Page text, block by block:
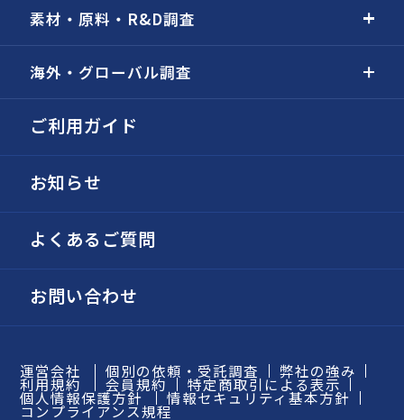
素材・原料・R&D調査
海外・グローバル調査
ご利用ガイド
お知らせ
よくあるご質問
お問い合わせ
運営会社 個別の依頼・受託調査 弊社の強み
利用規約 会員規約 特定商取引による表示
個人情報保護方針 情報セキュリティ基本方針
コンプライアンス規程